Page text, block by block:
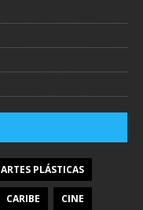
ARTES PLÁSTICAS
CARIBE CINE